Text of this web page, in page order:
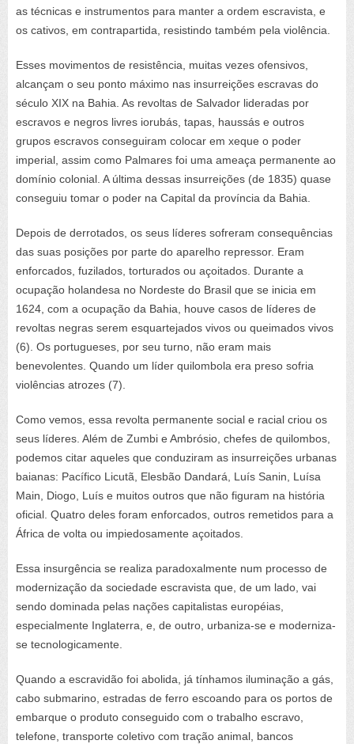
as técnicas e instrumentos para manter a ordem escravista, e
os cativos, em contrapartida, resistindo também pela violência.
Esses movimentos de resistência, muitas vezes ofensivos,
alcançam o seu ponto máximo nas insurreições escravas do
século XIX na Bahia. As revoltas de Salvador lideradas por
escravos e negros livres iorubás, tapas, haussás e outros
grupos escravos conseguiram colocar em xeque o poder
imperial, assim como Palmares foi uma ameaça permanente ao
domínio colonial. A última dessas insurreições (de 1835) quase
conseguiu tomar o poder na Capital da província da Bahia.
Depois de derrotados, os seus líderes sofreram consequências
das suas posições por parte do aparelho repressor. Eram
enforcados, fuzilados, torturados ou açoitados. Durante a
ocupação holandesa no Nordeste do Brasil que se inicia em
1624, com a ocupação da Bahia, houve casos de líderes de
revoltas negras serem esquartejados vivos ou queimados vivos
(6). Os portugueses, por seu turno, não eram mais
benevolentes. Quando um líder quilombola era preso sofria
violências atrozes (7).
Como vemos, essa revolta permanente social e racial criou os
seus líderes. Além de Zumbi e Ambrósio, chefes de quilombos,
podemos citar aqueles que conduziram as insurreições urbanas
baianas: Pacífico Licutã, Elesbão Dandará, Luís Sanin, Luísa
Main, Diogo, Luís e muitos outros que não figuram na história
oficial. Quatro deles foram enforcados, outros remetidos para a
África de volta ou impiedosamente açoitados.
Essa insurgência se realiza paradoxalmente num processo de
modernização da sociedade escravista que, de um lado, vai
sendo dominada pelas nações capitalistas européias,
especialmente Inglaterra, e, de outro, urbaniza-se e moderniza-
se tecnologicamente.
Quando a escravidão foi abolida, já tínhamos iluminação a gás,
cabo submarino, estradas de ferro escoando para os portos de
embarque o produto conseguido com o trabalho escravo,
telefone, transporte coletivo com tração animal, bancos